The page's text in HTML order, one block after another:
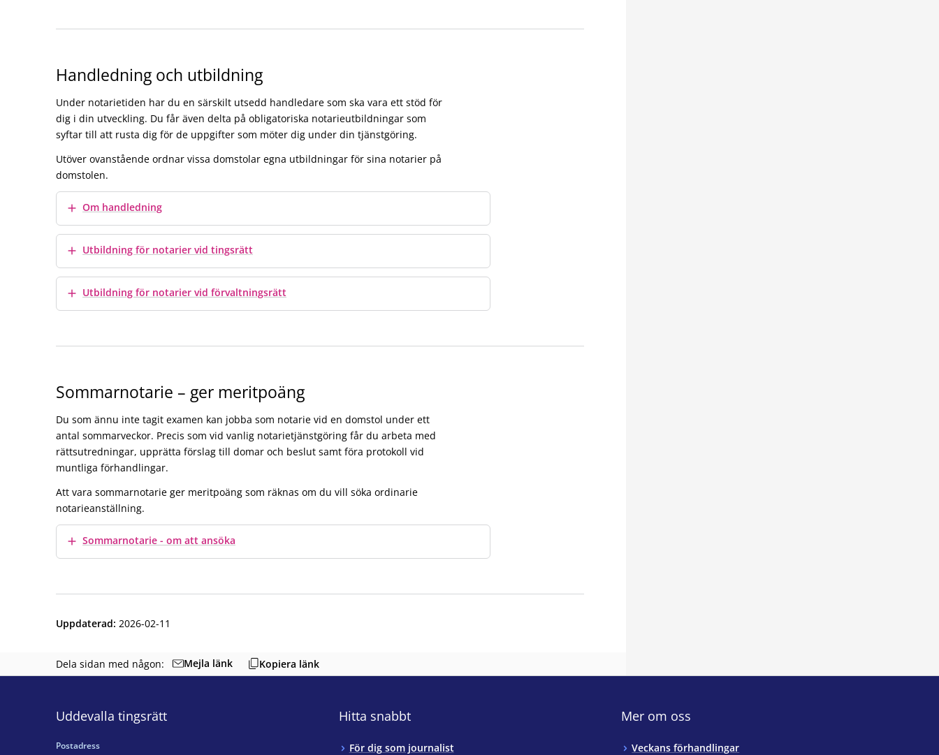
Handledning och utbildning
Under notarietiden har du en särskilt utsedd handledare som ska vara ett stöd för
dig i din utveckling. Du får även delta på obligatoriska notarieutbildningar som
syftar till att rusta dig för de uppgifter som möter dig under din tjänstgöring.
Utöver ovanstående ordnar vissa domstolar egna utbildningar för sina notarier på
domstolen.
Visa merOm handledning
Visa merUtbildning för notarier vid tingsrätt
Visa merUtbildning för notarier vid förvaltningsrätt
Sommarnotarie – ger meritpoäng
Du som ännu inte tagit examen kan jobba som notarie vid en domstol under ett
antal sommarveckor. Precis som vid vanlig notarietjänstgöring får du arbeta med
rättsutredningar, upprätta förslag till domar och beslut samt föra protokoll vid
muntliga förhandlingar.
Att vara sommarnotarie ger meritpoäng som räknas om du vill söka ordinarie
notarieanställning.
Visa merSommarnotarie - om att ansöka
Uppdaterad: 2026-02-11
Dela sidan med någon: Mejla länk Kopiera länk
Uddevalla tingsrätt
Postadress
Hitta snabbt
För dig som journalist
Mer om oss
Veckans förhandlingar